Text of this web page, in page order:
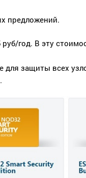
предложений.
год. В эту
для защиты всех